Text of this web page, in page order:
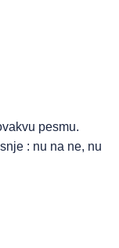
pesmu.
: nu na ne, nu